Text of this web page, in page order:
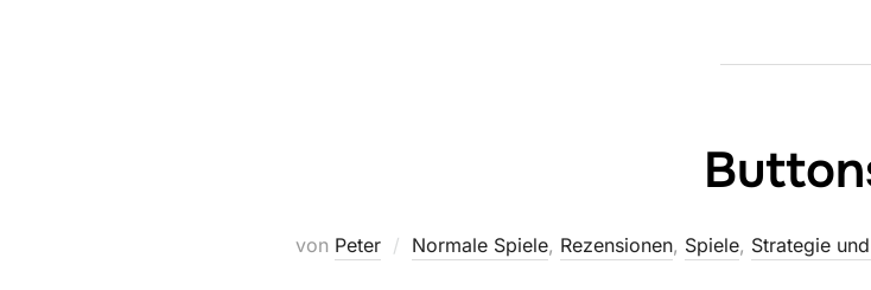
von Peter Normale Spiele, Rezensionen, Spiele, Strategie